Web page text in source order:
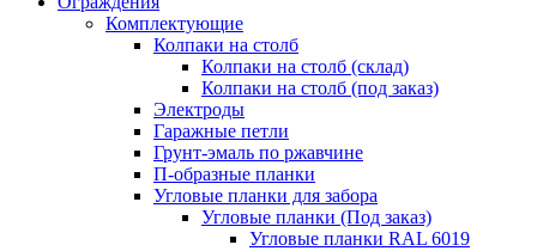
Комплектующие
Колпаки на столб
Колпаки на столб (склад)
Колпаки на столб (под заказ)
Электроды
Гаражные петли
Грунт-эмаль по ржавчине
П-образные планки
Угловые планки для забора
Угловые планки (Под заказ)
Угловые планки RAL 6019